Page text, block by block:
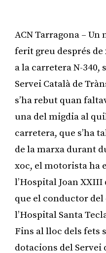
ACN Tarragona –
ferit greu després
a la carretera N-
Servei Català de
s’ha rebut quan
una del migdia al
carretera, que s’ha
de la marxa durant
xoc, el motorista ha
l’Hospital Joan
que el conductor del
l’Hospital Santa
Fins al lloc dels fets
dotacions del Servei